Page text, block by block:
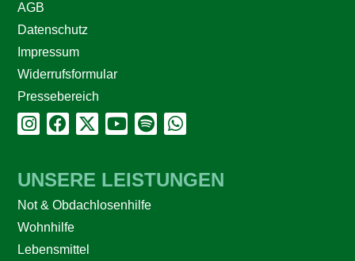
AGB
Datenschutz
Impressum
Widerrufsformular
Pressebereich
UNSERE LEISTUNGEN
Not & Obdachlosenhilfe
Wohnhilfe
Lebensmittel